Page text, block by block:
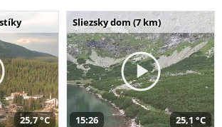
25,7 °C
Sliezsky dom (7 km)
15:26 25,1 °C